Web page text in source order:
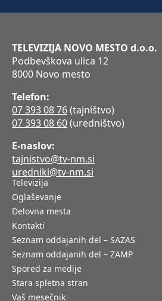
TELEVIZIJA NOVO MESTO d.o.o.
Podbevškova ulica 12
8000 Novo mesto
Telefon:
07 393 08 76(tajništvo)
07 393 08 60(uredništvo)
E-naslov:
tajnistvo@tv-nm.si
uredniki@tv-nm.si
Televizija
Oglaševanje
Delovna mesta
Kontakti
Seznam oddajanih del – SAZAS
Seznam oddajanih del – ZAMP
Spored za medije
Stara spletna stran
Vaš mesečnik